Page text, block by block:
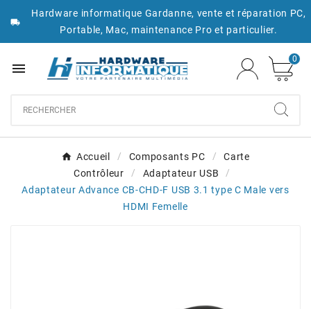

Hardware informatique Gardanne, vente et réparation PC,
Portable, Mac, maintenance Pro et particulier.

0
Accueil Composants PC
Carte
Contrôleur
Adaptateur USB
Adaptateur Advance CB-CHD-F USB 3.1 type C Male vers
HDMI Femelle